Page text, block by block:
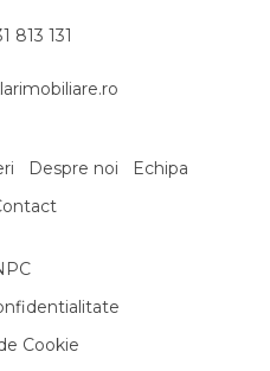
Central
Andrei Muresanu
Manastur
Centru
813 131
Despre noi
Echipa
Cookie